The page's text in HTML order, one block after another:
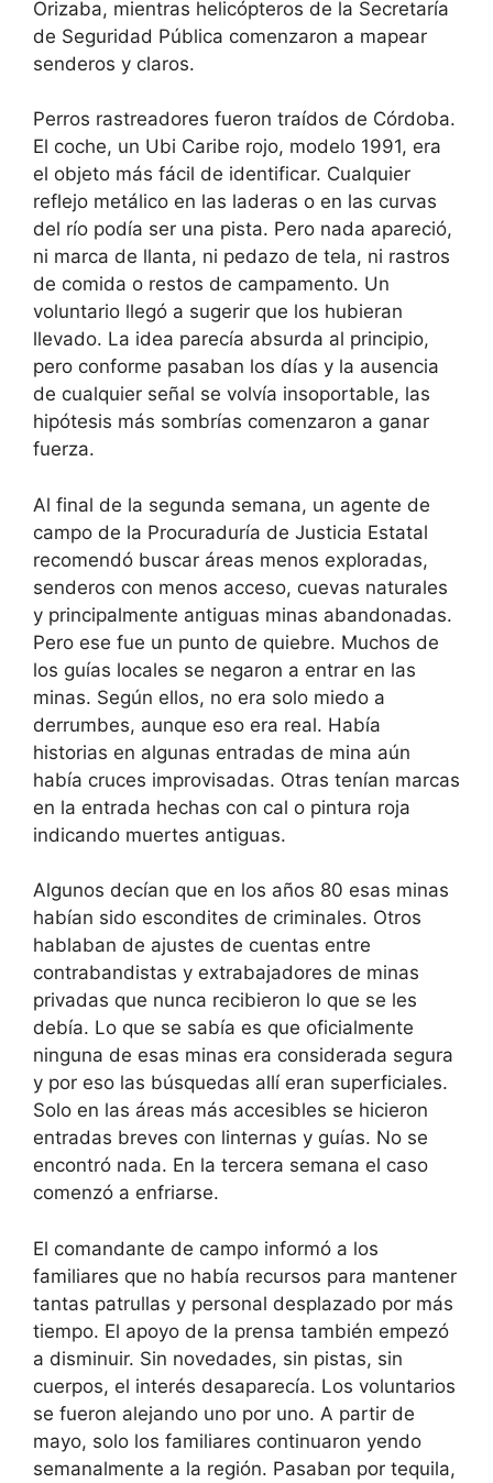
Orizaba, mientras helicópteros de la Secretaría
de Seguridad Pública comenzaron a mapear
senderos y claros.
Perros rastreadores fueron traídos de Córdoba.
El coche, un Ubi Caribe rojo, modelo 1991, era
el objeto más fácil de identificar. Cualquier
reflejo metálico en las laderas o en las curvas
del río podía ser una pista. Pero nada apareció,
ni marca de llanta, ni pedazo de tela, ni rastros
de comida o restos de campamento. Un
voluntario llegó a sugerir que los hubieran
llevado. La idea parecía absurda al principio,
pero conforme pasaban los días y la ausencia
de cualquier señal se volvía insoportable, las
hipótesis más sombrías comenzaron a ganar
fuerza.
Al final de la segunda semana, un agente de
campo de la Procuraduría de Justicia Estatal
recomendó buscar áreas menos exploradas,
senderos con menos acceso, cuevas naturales
y principalmente antiguas minas abandonadas.
Pero ese fue un punto de quiebre. Muchos de
los guías locales se negaron a entrar en las
minas. Según ellos, no era solo miedo a
derrumbes, aunque eso era real. Había
historias en algunas entradas de mina aún
había cruces improvisadas. Otras tenían marcas
en la entrada hechas con cal o pintura roja
indicando muertes antiguas.
Algunos decían que en los años 80 esas minas
habían sido escondites de criminales. Otros
hablaban de ajustes de cuentas entre
contrabandistas y extrabajadores de minas
privadas que nunca recibieron lo que se les
debía. Lo que se sabía es que oficialmente
ninguna de esas minas era considerada segura
y por eso las búsquedas allí eran superficiales.
Solo en las áreas más accesibles se hicieron
entradas breves con linternas y guías. No se
encontró nada. En la tercera semana el caso
comenzó a enfriarse.
El comandante de campo informó a los
familiares que no había recursos para mantener
tantas patrullas y personal desplazado por más
tiempo. El apoyo de la prensa también empezó
a disminuir. Sin novedades, sin pistas, sin
cuerpos, el interés desaparecía. Los voluntarios
se fueron alejando uno por uno. A partir de
mayo, solo los familiares continuaron yendo
semanalmente a la región. Pasaban por tequila,